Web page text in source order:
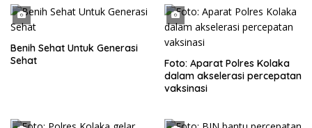
Benih Sehat Untuk Generasi
Sehat
Foto: Aparat Polres Kolaka
dalam akselerasi percepatan
vaksinasi